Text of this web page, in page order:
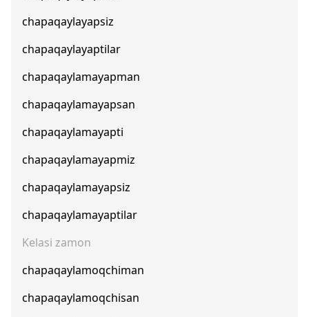
chapaqaylayapsiz
chapaqaylayaptilar
chapaqaylamayapman
chapaqaylamayapsan
chapaqaylamayapti
chapaqaylamayapmiz
chapaqaylamayapsiz
chapaqaylamayaptilar
Kelasi zamon
chapaqaylamoqchiman
chapaqaylamoqchisan